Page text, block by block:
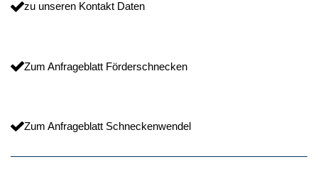
zu unseren Kontakt Daten
Zum Anfrageblatt Förderschnecken
Zum Anfrageblatt Schneckenwendel